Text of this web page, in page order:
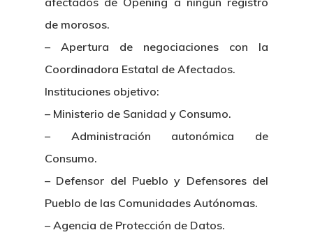
de morosos.
– Apertura de negociaciones con la
Coordinadora Estatal de Afectados.
Instituciones objetivo:
– Ministerio de Sanidad y Consumo.
– Administración autonómica de
Consumo.
– Defensor del Pueblo y Defensores del
Pueblo de las Comunidades Autónomas.
– Agencia de Protección de Datos.
Inicio
Noticias
Sentencias
Revista
Café Jurídico
Colabora